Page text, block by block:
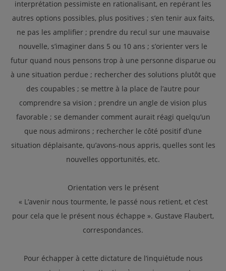
interprétation pessimiste en rationalisant, en repérant les
autres options possibles, plus positives ; s’en tenir aux faits,
ne pas les amplifier ; prendre du recul sur une mauvaise
nouvelle, s’imaginer dans 5 ou 10 ans ; s’orienter vers le
futur quand nous pensons trop à une personne disparue ou
à une situation perdue ; rechercher des solutions plutôt que
des coupables ; se mettre à la place de l’autre pour
comprendre sa vision ; prendre un angle de vision plus
favorable ; se demander comment aurait réagi quelqu’un
que nous admirons ; rechercher le côté positif d’une
situation déplaisante, qu’avons-nous appris, quelles sont les
nouvelles opportunités, etc.
Orientation vers le présent
« L’avenir nous tourmente, le passé nous retient, et c’est
pour cela que le présent nous échappe ». Gustave Flaubert,
correspondances.
Pour échapper à cette dictature de l’inquiétude nous